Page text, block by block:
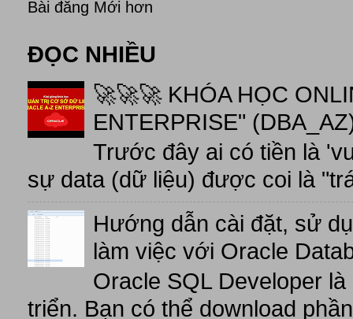
Bài đăng Mới hơn
ĐỌC NHIỀU
🚀🚀🚀 KHÓA HỌC
ENTERPRISE"
Trước đây ai có tiền là
sự data (dữ liệu) được coi là
Hướng dẫn cài đặt, sử
làm việc với Oracle
Oracle SQL Developer
triển. Bạn có thể download